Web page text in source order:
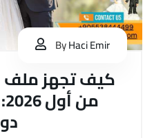
ByHaci Emir
كيف تجهز ملف